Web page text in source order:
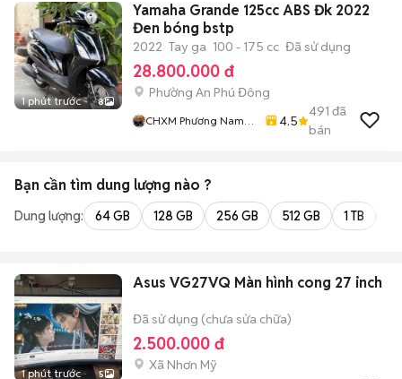
1 phút trước 8
Yamaha Grande 125cc ABS Đk 2022
Đen bóng bstp
2022 Tay ga 100 - 175 cc Đã sử dụng
28.800.000 đ
Phường An Phú Đông
CHXM Phương Nam
4.5
491 đã
bán
Bạn cần tìm dung lượng nào ?
Dung lượng: 64 GB 128 GB 256 GB 512 GB 1 TB
1 phút trước 5
Asus VG27VQ Màn hình cong 27 inch
Đã sử dụng (chưa sửa chữa)
2.500.000 đ
Xã Nhơn Mỹ